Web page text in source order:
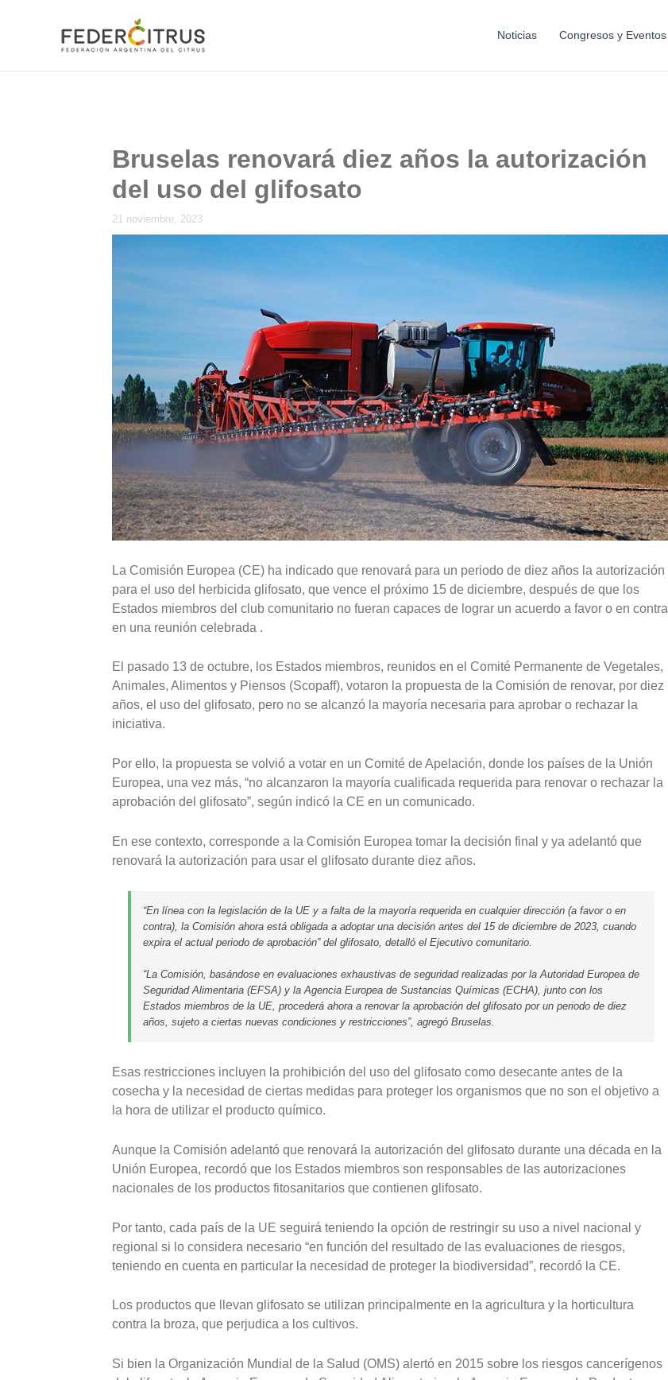
Noticias Congresos y Eventos
Bruselas renovará diez años la autorización
del uso del glifosato
21 noviembre, 2023
La Comisión Europea (CE) ha indicado que renovará para un periodo de diez años la autorización
para el uso del herbicida glifosato, que vence el próximo 15 de diciembre, después de que los
Estados miembros del club comunitario no fueran capaces de lograr un acuerdo a favor o en contra
en una reunión celebrada .
El pasado 13 de octubre, los Estados miembros, reunidos en el Comité Permanente de Vegetales,
Animales, Alimentos y Piensos (Scopaff), votaron la propuesta de la Comisión de renovar, por diez
años, el uso del glifosato, pero no se alcanzó la mayoría necesaria para aprobar o rechazar la
iniciativa.
Por ello, la propuesta se volvió a votar en un Comité de Apelación, donde los países de la Unión
Europea, una vez más, “no alcanzaron la mayoría cualificada requerida para renovar o rechazar la
aprobación del glifosato”, según indicó la CE en un comunicado.
En ese contexto, corresponde a la Comisión Europea tomar la decisión final y ya adelantó que
renovará la autorización para usar el glifosato durante diez años.
“En línea con la legislación de la UE y a falta de la mayoría requerida en cualquier dirección (a favor o en
contra), la Comisión ahora está obligada a adoptar una decisión antes del 15 de diciembre de 2023, cuando
expira el actual periodo de aprobación” del glifosato, detalló el Ejecutivo comunitario.
“La Comisión, basándose en evaluaciones exhaustivas de seguridad realizadas por la Autoridad Europea de
Seguridad Alimentaria (EFSA) y la Agencia Europea de Sustancias Químicas (ECHA), junto con los
Estados miembros de la UE, procederá ahora a renovar la aprobación del glifosato por un periodo de diez
años, sujeto a ciertas nuevas condiciones y restricciones”, agregó Bruselas.
Esas restricciones incluyen la prohibición del uso del glifosato como desecante antes de la
cosecha y la necesidad de ciertas medidas para proteger los organismos que no son el objetivo a
la hora de utilizar el producto químico.
Aunque la Comisión adelantó que renovará la autorización del glifosato durante una década en la
Unión Europea, recordó que los Estados miembros son responsables de las autorizaciones
nacionales de los productos fitosanitarios que contienen glifosato.
Por tanto, cada país de la UE seguirá teniendo la opción de restringir su uso a nivel nacional y
regional si lo considera necesario “en función del resultado de las evaluaciones de riesgos,
teniendo en cuenta en particular la necesidad de proteger la biodiversidad”, recordó la CE.
Los productos que llevan glifosato se utilizan principalmente en la agricultura y la horticultura
contra la broza, que perjudica a los cultivos.
Si bien la Organización Mundial de la Salud (OMS) alertó en 2015 sobre los riesgos cancerígenos